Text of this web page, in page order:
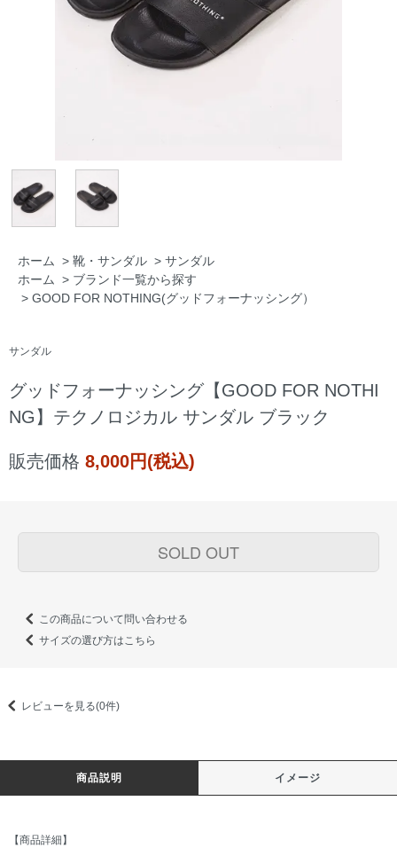
ホーム > 靴・サンダル > サンダル
ホーム
> ブランド一覧から探す
> GOOD FOR NOTHING(グッドフォーナッシング）
サンダル
グッドフォーナッシング【GOOD FOR NOTHI
NG】テクノロジカル サンダル ブラック
販売価格 8,000円(税込)
SOLD OUT
この商品について問い合わせる
サイズの選び方はこちら
レビューを見る(0件)
商品説明 イメージ
【商品詳細】